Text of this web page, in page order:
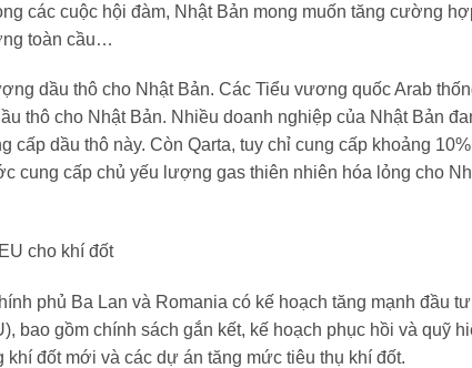
các cuộc hội đàm, Nhật Bản mong muốn tăng cường
toàn cầu…
dầu thô cho Nhật Bản. Các Tiểu vương quốc Arab
thô cho Nhật Bản. Nhiều doanh nghiệp của Nhật Bản
dầu thô này. Còn Qarta, tuy chỉ cung cấp khoảng 10%
cung cấp chủ yếu lượng gas thiên nhiên hóa lỏng cho
cho khí đốt
phủ Ba Lan và Romania có kế hoạch tăng mạnh đầu tư
bao gồm chính sách gắn kết, kế hoạch phục hồi và quỹ
đốt mới và các dự án tăng mức tiêu thụ khí đốt.